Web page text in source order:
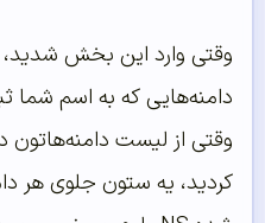
وقتی وارد این بخش
دامنه‌هایی که به اسم شما
وقتی از لیست دامنه‌هاتون
کردید، یه ستون جلوی هر